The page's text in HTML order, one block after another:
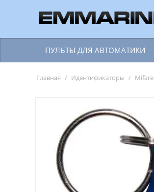
ПУЛЬТЫ ДЛЯ АВТОМАТИКИ
Главная / Идентификаторы / Mifare